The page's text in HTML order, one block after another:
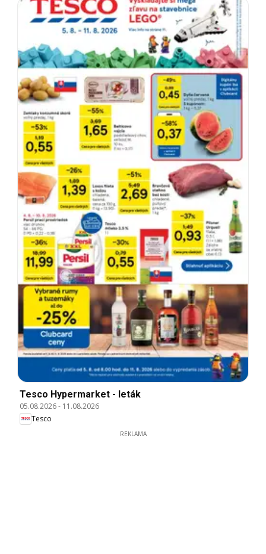
Tesco Hypermarket - leták
05.08.2026- 11.08.2026
Tesco
REKLAMA